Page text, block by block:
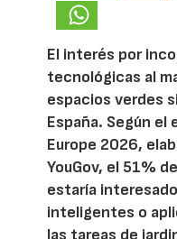
El interés por
tecnológicas al
espacios verdes
España. Según el
Europe 2026,
YouGov, el 51%
estaría
inteligentes o
las tareas de